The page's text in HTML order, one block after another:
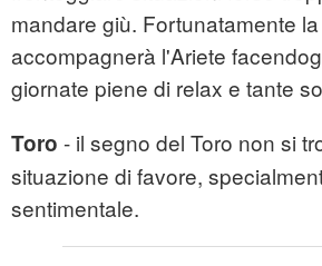
mandare giù. Fortunatamente
accompagnerà l'Ariete
giornate piene di relax e tante
Toro - il segno del Toro non si
situazione di favore,
sentimentale.